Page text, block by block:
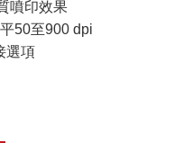
噴印效果
50至900 dpi
選項